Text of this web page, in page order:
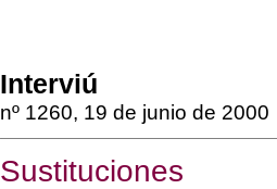
Interviú
nº 1260, 19 de junio de 2000
Sustituciones